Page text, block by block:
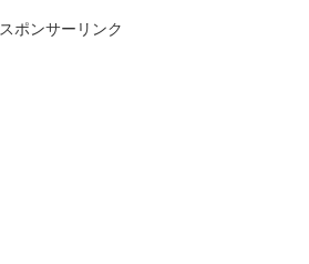
スポンサーリンク